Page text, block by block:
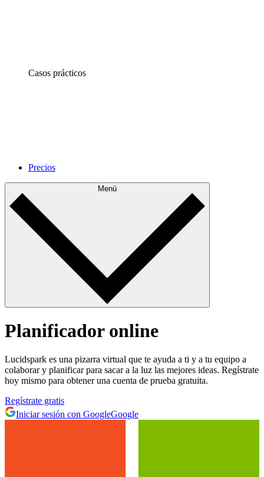
Casos prácticos
Precios
Menú
Planificador online
Lucidspark es una pizarra virtual que te ayuda a ti y a tu equipo a
colaborar y planificar para sacar a la luz las mejores ideas. Regístrate
hoy mismo para obtener una cuenta de prueba gratuita.
Regístrate gratis
Iniciar sesión con GoogleGoogle